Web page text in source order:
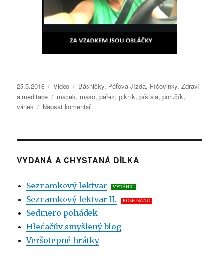
Publikováno:
25.5.2018 Formát:
Video Rubriky:
Básničky, Péťova Jízda, Píčovinky,Zdraví
a meditace
Štítky:
macek, maso,pařez,piknik,píšťala,poručík,
vánek
Napsat komentářpro
názvem
Jízda
Rotace
v kvaltpáce
VYDANÁ A CHYSTANÁ DÍLKA
Seznamkový lektvar VYDÁNO!
Seznamkový lektvar II. ROZEPSÁNO
Sedmero pohádek
Hledačův smyšlený blog
Veršotepné hrátky